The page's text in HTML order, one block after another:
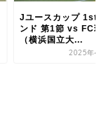
関東リーグ1部 第10
横浜F･マリノスJY
FC東京U-...
2022年6